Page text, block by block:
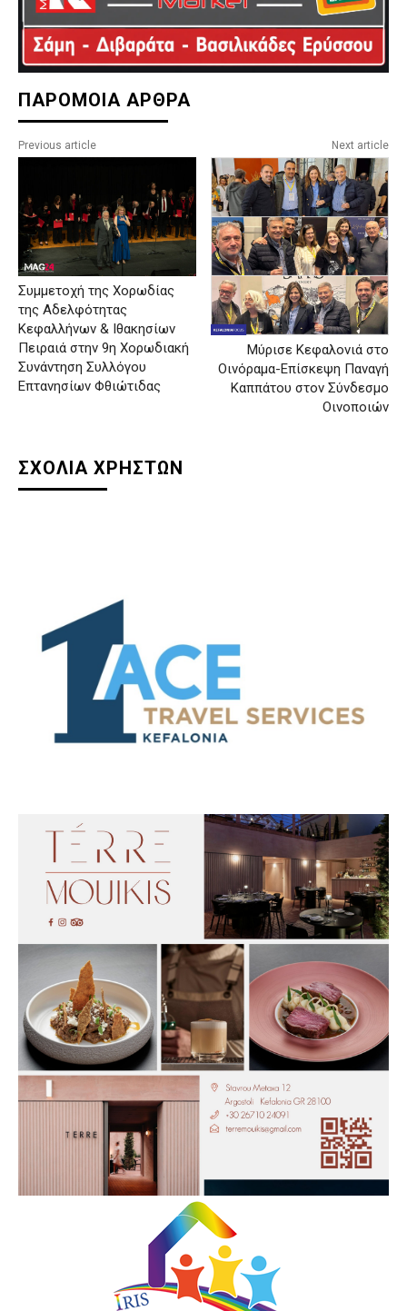
ΠΑΡΟΜΟΙΑ ΑΡΘΡΑ
Previous article
Συμμετοχή της Χορωδίας
της Αδελφότητας
Κεφαλλήνων & Ιθακησίων
Πειραιά στην 9η Χορωδιακή
Συνάντηση Συλλόγου
Επτανησίων Φθιώτιδας
Next article
Μύρισε Κεφαλονιά στο
Οινόραμα-Επίσκεψη Παναγή
Καππάτου στον Σύνδεσμο
Οινοποιών
ΣΧΟΛΙΑ ΧΡΗΣΤΩΝ